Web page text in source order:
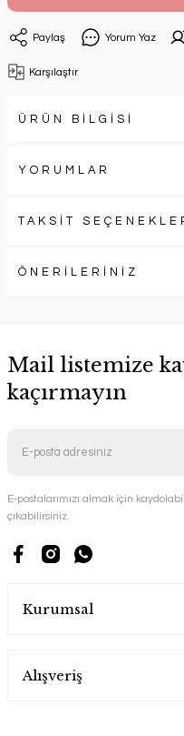
Paylaş Yorum Yaz
Karşılaştır
ÜRÜN BİLGİSİ
YORUMLAR
TAKSİT
ÖNERİLERİNİZ
Mail listemize
kaçırmayın
E-postalarımızı almak için
çıkabilirsiniz.
Kurumsal
Alışveriş